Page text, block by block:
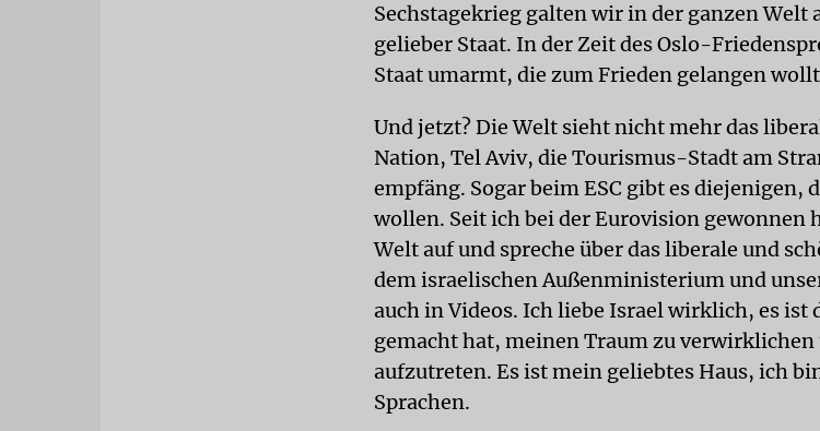
Sechstagekrieg galten wir in der ganzen
gelieber Staat. In der Zeit des Oslo-
Staat umarmt, die zum Frieden gelangen
Und jetzt? Die Welt sieht nicht mehr das
Nation, Tel Aviv, die Tourismus-Stadt am
empfäng. Sogar beim ESC gibt es diejenigen,
wollen. Seit ich bei der Eurovision gewonnen
Welt auf und spreche über das liberale und
dem israelischen Außenministerium und
auch in Videos. Ich liebe Israel wirklich, es ist
gemacht hat, meinen Traum zu verwirklichen
aufzutreten. Es ist mein geliebtes Haus, ich
Sprachen.